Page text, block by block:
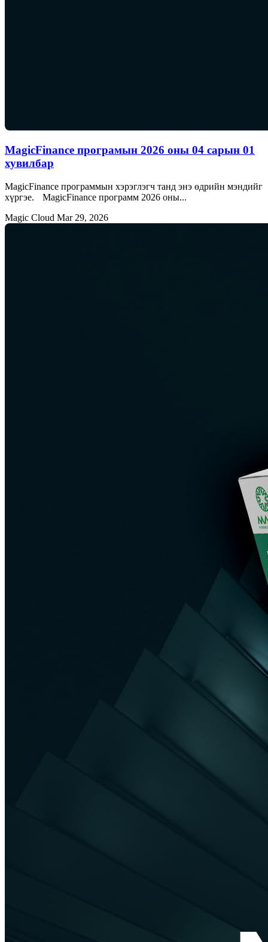
MagicFinance програмын 2026 оны 04 сарын 01
хувилбар
MagicFinance программын хэрэглэгч танд энэ өдрийн мэндийг
хүргэе. MagicFinance программ 2026 оны...
Magic Cloud Mar 29, 2026